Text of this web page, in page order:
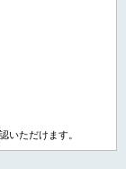
いただけます。